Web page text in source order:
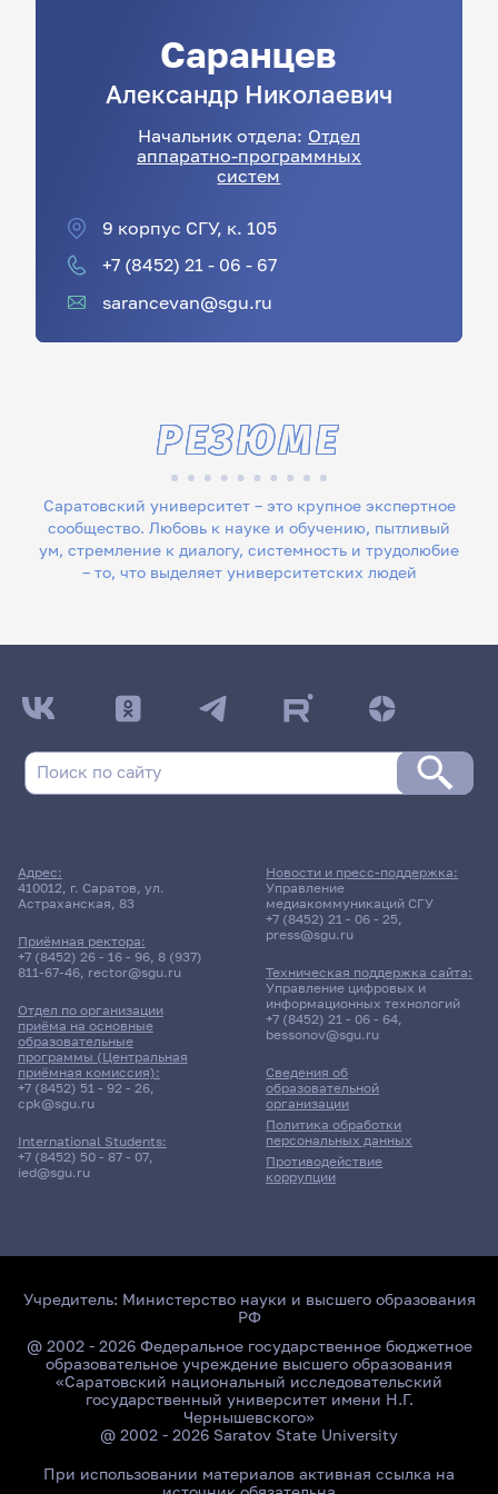
Саранцев
Александр Николаевич
Начальник отдела: Отдел
аппаратно-программных
систем
9 корпус СГУ, к. 105
+7 (8452) 21 - 06 - 67
sarancevan@sgu.ru
Саратовский университет – это крупное экспертное
сообщество. Любовь к науке и обучению, пытливый
ум, стремление к диалогу, системность и трудолюбие
– то, что выделяет университетских людей
РЕЗЮМЕ
Адрес:
410012, г. Саратов, ул.
Астраханская, 83
Приёмная ректора:
+7 (8452) 26 - 16 - 96, 8 (937)
811-67-46, rector@sgu.ru
Отдел по организации
приёма на основные
образовательные
программы (Центральная
приёмная комиссия):
+7 (8452) 51 - 92 - 26,
cpk@sgu.ru
International Students:
+7 (8452) 50 - 87 - 07,
ied@sgu.ru
Сведения об
образовательной
организации
Политика обработки
персональных данных
Противодействие
коррупции
Новости и пресс-поддержка:
Управление
медиакоммуникаций СГУ
+7 (8452) 21 - 06 - 25,
press@sgu.ru
Техническая поддержка сайта:
Управление цифровых и
информационных технологий
+7 (8452) 21 - 06 - 64,
bessonov@sgu.ru
Учредитель: Министерство науки и высшего образования
РФ
@ 2002 - 2026 Федеральное государственное бюджетное
образовательное учреждение высшего образования
«Саратовский национальный исследовательский
государственный университет имени Н.Г.
Чернышевского»
@ 2002 - 2026 Saratov State University
При использовании материалов активная ссылка на